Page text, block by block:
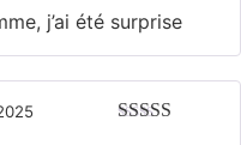
j’ai été surprise